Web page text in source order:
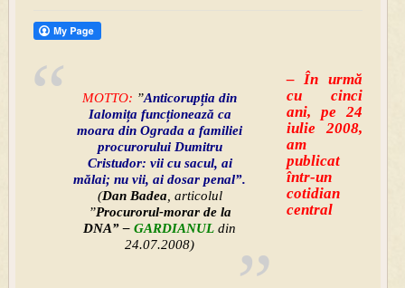
MOTTO: ”Anticorupția din
Ialomița funcționează ca
moara din Ograda a familiei
procurorului Dumitru
Cristudor: vii cu sacul, ai
mălai; nu vii, ai dosar penal”.
(Dan Badea , articolul
”Procurorul-morar de la
DNA” –GARDIANUL din
24.07.2008)
– În urmă
cu cinci
ani, pe 24
iulie 2008,
am
publicat
într-un
cotidian
central